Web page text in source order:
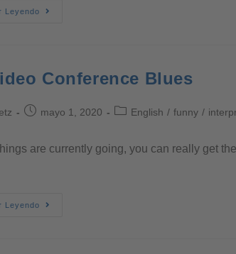
Leyendo
Conference Blues
mayo 1, 2020 English / funny /
are currently going, you can really get
Leyendo